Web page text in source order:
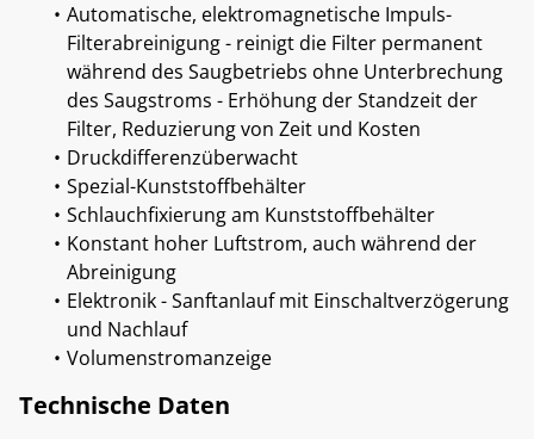
Automatische, elektromagnetische Impuls-
Filterabreinigung - reinigt die Filter permanent
während des Saugbetriebs ohne Unterbrechung
des Saugstroms - Erhöhung der Standzeit der
Filter, Reduzierung von Zeit und Kosten
Druckdifferenzüberwacht
Spezial-Kunststoffbehälter
Schlauchfixierung am Kunststoffbehälter
Konstant hoher Luftstrom, auch während der
Abreinigung
Elektronik - Sanftanlauf mit Einschaltverzögerung
und Nachlauf
Volumenstromanzeige
Technische Daten